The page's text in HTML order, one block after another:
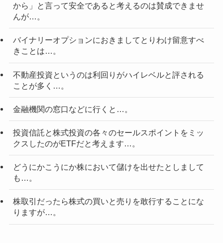
から」と言って安全であると考えるのは賛成できませ
んが…。
バイナリーオプションにおきましてとりわけ留意すべ
きことは…。
不動産投資というのは利回りがハイレベルと評される
ことが多く…。
金融機関の窓口などに行くと…。
投資信託と株式投資の各々のセールスポイントをミッ
クスしたのがETFだと考えます…。
どうにかこうにか株において儲けを出せたとしまして
も…。
株取引だったら株式の買いと売りを敢行することにな
りますが…。